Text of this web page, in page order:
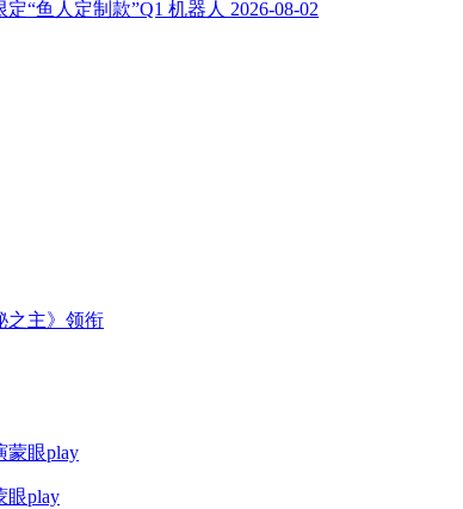
“鱼人定制款”Q1 机器人 2026-08-02
之主》领衔
眼play